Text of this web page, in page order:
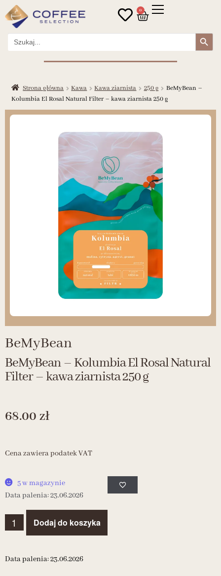
0
Search
for:
Search Button
Strona główna Kawa Kawa ziarnista 250 g
BeMyBean –
Kolumbia El Rosal Natural Filter – kawa ziarnista 250 g
BeMyBean
BeMyBean – Kolumbia El Rosal Natural
Filter – kawa ziarnista 250 g
68.00 zł
Cena zawiera podatek VAT
5 w magazynie
Data palenia: 23.06.2026
Dodaj do koszyka
Data palenia: 23.06.2026